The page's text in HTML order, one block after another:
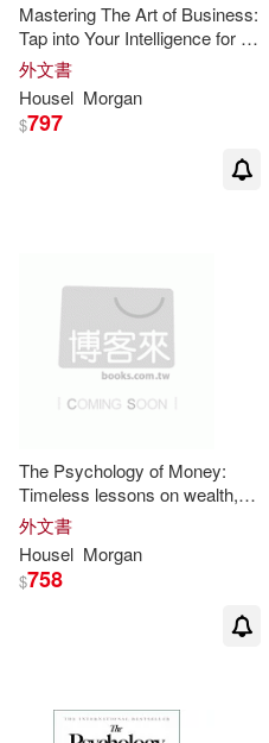
Mastering The Art of Business:
Tap into Your Intelligence for A
Thriving Mindset
外文書
Housel Morgan
$797
The Psychology of Money:
Timeless lessons on wealth,
greed, and happiness (New
Synopsis and Analysis)
外文書
Housel Morgan
$758